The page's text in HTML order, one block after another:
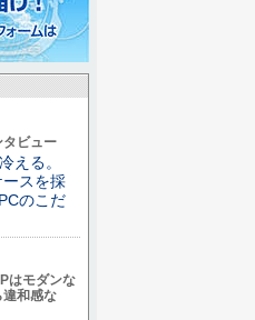
タビュー
える。
スを採
のこだ
はモダンな
和感な